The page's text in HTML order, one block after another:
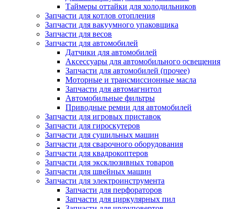
Таймеры оттайки для холодильников
Запчасти для котлов отопления
Запчасти для вакуумного упаковщика
Запчасти для весов
Запчасти для автомобилей
Датчики для автомобилей
Аксессуары для автомобильного освещения
Запчасти для автомобилей (прочее)
Моторные и трансмиссионные масла
Запчасти для автомагнитол
Автомобильные фильтры
Приводные ремни для автомобилей
Запчасти для игровых приставок
Запчасти для гироскутеров
Запчасти для сушильных машин
Запчасти для сварочного оборудования
Запчасти для квадрокоптеров
Запчасти для эксклюзивных товаров
Запчасти для швейных машин
Запчасти для электроинструмента
Запчасти для перфораторов
Запчасти для циркулярных пил